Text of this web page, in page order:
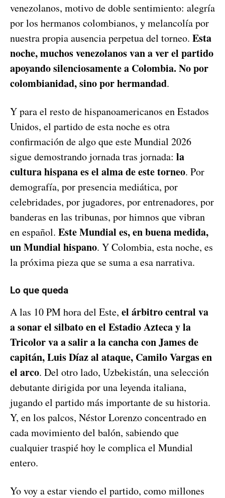
venezolanos, motivo de doble sentimiento: alegría
por los hermanos colombianos, y melancolía por
nuestra propia ausencia perpetua del torneo. Esta
noche, muchos venezolanos van a ver el partido
apoyando silenciosamente a Colombia. No por
colombianidad, sino por hermandad.
Y para el resto de hispanoamericanos en Estados
Unidos, el partido de esta noche es otra
confirmación de algo que este Mundial 2026
sigue demostrando jornada tras jornada: la
cultura hispana es el alma de este torneo. Por
demografía, por presencia mediática, por
celebridades, por jugadores, por entrenadores, por
banderas en las tribunas, por himnos que vibran
en español. Este Mundial es, en buena medida,
un Mundial hispano. Y Colombia, esta noche, es
la próxima pieza que se suma a esa narrativa.
Lo que queda
A las 10 PM hora del Este, el árbitro central va
a sonar el silbato en el Estadio Azteca y la
Tricolor va a salir a la cancha con James de
capitán, Luis Díaz al ataque, Camilo Vargas en
el arco. Del otro lado, Uzbekistán, una selección
debutante dirigida por una leyenda italiana,
jugando el partido más importante de su historia.
Y, en los palcos, Néstor Lorenzo concentrado en
cada movimiento del balón, sabiendo que
cualquier traspié hoy le complica el Mundial
entero.
Yo voy a estar viendo el partido, como millones